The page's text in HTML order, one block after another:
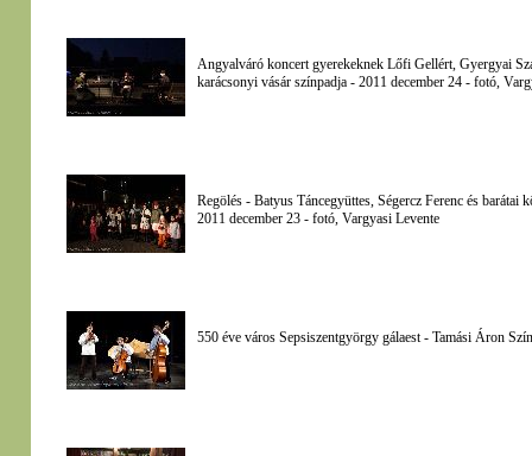
Angyalváró koncert gyerekeknek Lőfi Gellért, Gyergyai
karácsonyi vásár színpadja - 2011 december 24 - fotó,
Regölés - Batyus Táncegyüttes, Ségercz Ferenc és barátai
2011 december 23 - fotó, Vargyasi Levente
550 éve város Sepsiszentgyörgy gálaest - Tamási Áron